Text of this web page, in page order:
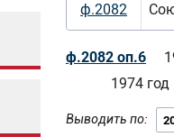
ф.2082
ф.2082 оп.6
1974 год
Выводить по: